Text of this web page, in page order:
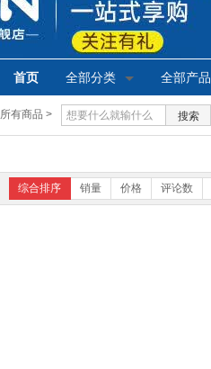
首页 全部分类 全部产品
所有商品 > 搜索
综合排序 销量 价格 评论数